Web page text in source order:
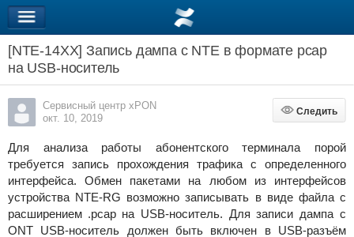
[NTE-14XX] Запись дампа с NTE в формате pcap
на USB-носитель
Сервисный центр xPON
окт. 10, 2019
Следить
Следить
Для анализа работы абонентского терминала порой
требуется запись прохождения трафика с определенного
интерфейса. Обмен пакетами на любом из интерфейсов
устройства NTE-RG возможно записывать в виде файла с
расширением .pcap на USB-носитель. Для записи дампа c
ONT USB-носитель должен быть включен в USB-разъём